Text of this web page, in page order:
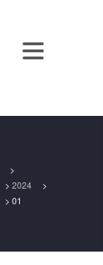
>
> 2024
>
> 01